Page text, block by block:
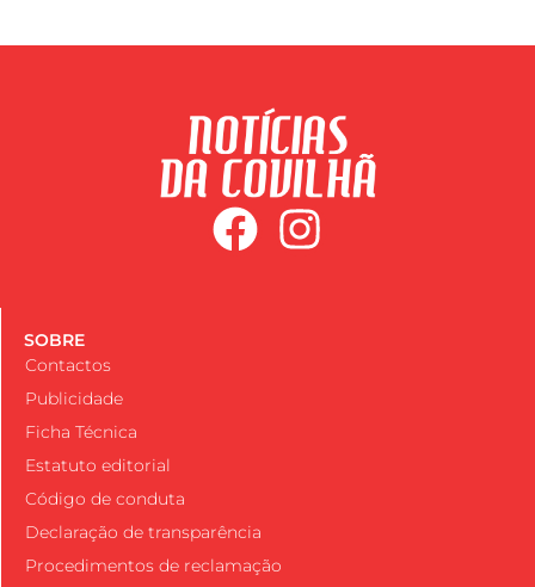
SOBRE
Contactos
Publicidade
Ficha Técnica
Estatuto editorial
Código de conduta
Declaração de transparência
Procedimentos de reclamação